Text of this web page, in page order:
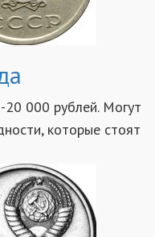
000 рублей. Могут
которые стоят